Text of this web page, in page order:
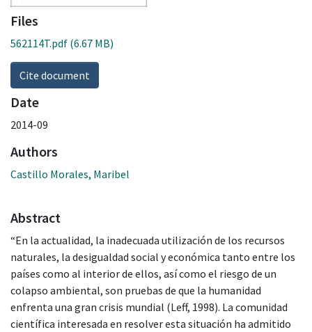
Files
562114T.pdf (6.67 MB)
Cite document
Date
2014-09
Authors
Castillo Morales, Maribel
Abstract
“En la actualidad, la inadecuada utilización de los recursos
naturales, la desigualdad social y económica tanto entre los
países como al interior de ellos, así como el riesgo de un
colapso ambiental, son pruebas de que la humanidad
enfrenta una gran crisis mundial (Leff, 1998). La comunidad
científica interesada en resolver esta situación ha admitido